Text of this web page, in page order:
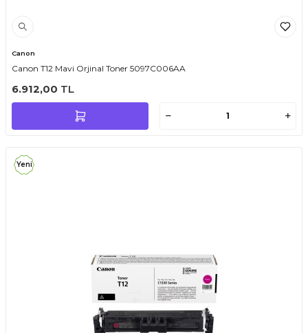
Canon
Canon T12 Mavi Orjinal Toner 5097C006AA
6.912,00 TL
Yeni